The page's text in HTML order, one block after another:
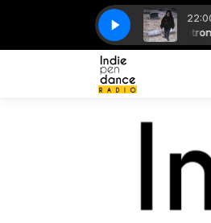
Kinki Indie Nights con Electro -
Crystal Castles - Suffocation